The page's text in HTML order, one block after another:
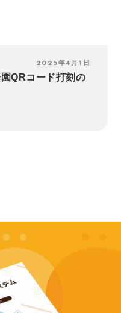
2025年4月1日
QRコード打刻の